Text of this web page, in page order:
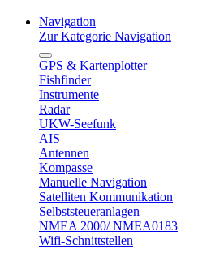
Navigation
Zur Kategorie Navigation
GPS & Kartenplotter
Fishfinder
Instrumente
Radar
UKW-Seefunk
AIS
Antennen
Kompasse
Manuelle Navigation
Satelliten Kommunikation
Selbststeueranlagen
NMEA 2000/ NMEA0183
Wifi-Schnittstellen